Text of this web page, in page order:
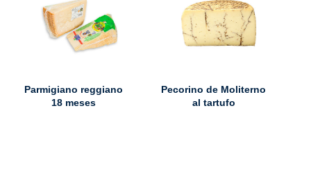
Parmigiano reggiano
18 meses
Pecorino de Moliterno
al tartufo